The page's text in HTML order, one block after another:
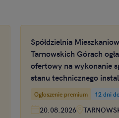
Spółdzielnia
Tarnowskich Górach
ofertowy na wykonanie
stanu technicznego
Mieszkaniowej CHEMIK
Ogłoszenie premium 12 dni
20.08.2026